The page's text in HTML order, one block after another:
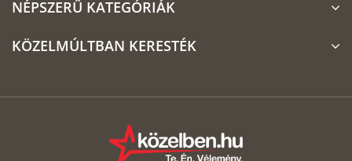
NÉPSZERŰ KATEGÓRIÁK
KÖZELMÚLTBAN KERESTÉK